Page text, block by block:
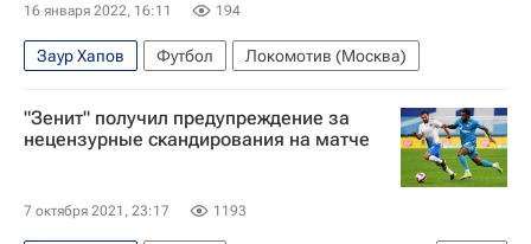
16 января 2022, 16:11 194
Заур Хапов Футбол Локомотив (Москва)
"Зенит" получил предупреждение за
нецензурные скандирования на матче
7 октября 2021, 23:17 1193